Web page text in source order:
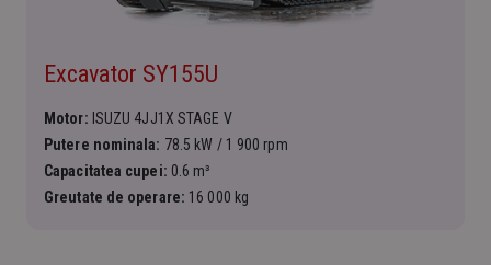
Excavator SY155U
Motor: ISUZU 4JJ1X STAGE V
Putere nominala: 78.5 kW / 1 900 rpm
Capacitatea cupei: 0.6 m³
Greutate de operare: 16 000 kg